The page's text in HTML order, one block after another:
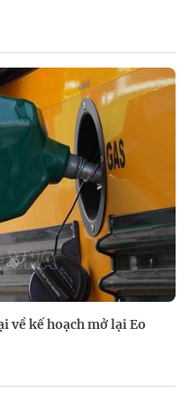
về kế hoạch mở lại Eo